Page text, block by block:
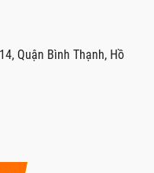
Quận Bình Thạnh, Hồ